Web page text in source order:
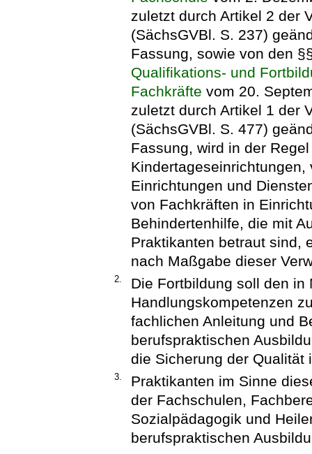
zuletzt durch Artikel 2 der
(SächsGVBl. S. 237)
Fassung, sowie von den
Qualifikations- und
Fachkräfte vom 20.
zuletzt durch Artikel 1 der
(SächsGVBl. S. 477)
Fassung, wird in der
Einrichtungen und
von Fachkräften in
Behindertenhilfe, die mit
Praktikanten betraut sind,
nach Maßgabe dieser
2.
Die Fortbildung soll den in
Handlungskompetenzen
fachlichen Anleitung und
berufspraktischen
die Sicherung der Qualität
3.
Praktikanten im Sinne
der Fachschulen,
Sozialpädagogik und
berufspraktischen